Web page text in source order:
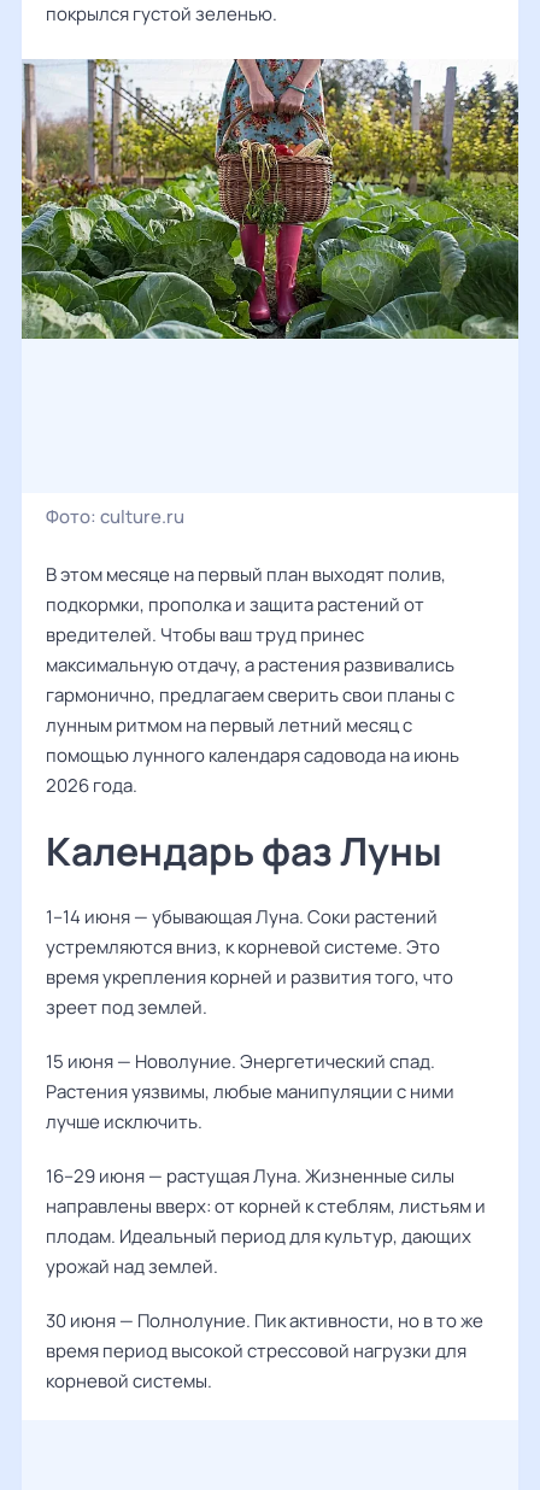
покрылся густой зеленью.
Фото: culture.ru
В этом месяце на первый план выходят полив,
подкормки, прополка и защита растений от
вредителей. Чтобы ваш труд принес
максимальную отдачу, а растения развивались
гармонично, предлагаем сверить свои планы с
лунным ритмом на первый летний месяц с
помощью лунного календаря садовода на июнь
2026 года.
Календарь фаз Луны
1–14 июня — убывающая Луна. Соки растений
устремляются вниз, к корневой системе. Это
время укрепления корней и развития того, что
зреет под землей.
15 июня — Новолуние. Энергетический спад.
Растения уязвимы, любые манипуляции с ними
лучше исключить.
16–29 июня — растущая Луна. Жизненные силы
направлены вверх: от корней к стеблям, листьям и
плодам. Идеальный период для культур, дающих
урожай над землей.
30 июня — Полнолуние. Пик активности, но в то же
время период высокой стрессовой нагрузки для
корневой системы.